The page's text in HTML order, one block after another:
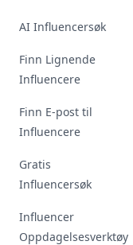
AI Influencersøk
Finn Lignende
Influencere
Finn E-post til
Influencere
Gratis
Influencersøk
Influencer
Oppdagelsesverktøy